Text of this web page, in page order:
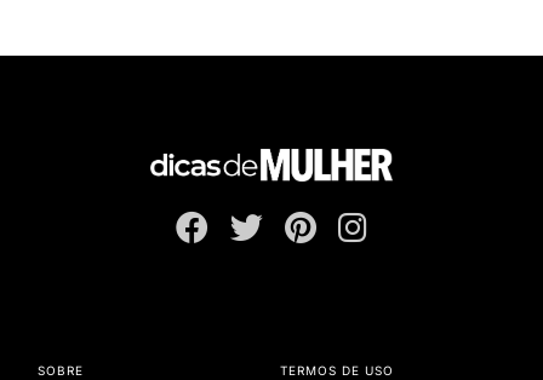
SOBRE
TERMOS DE USO